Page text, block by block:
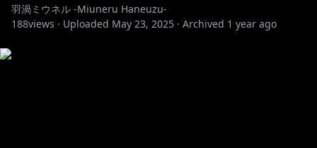
羽渦ミウネル -Miuneru Haneuzu-
188views · Uploaded May 23, 2025 · Archived 1 year ago